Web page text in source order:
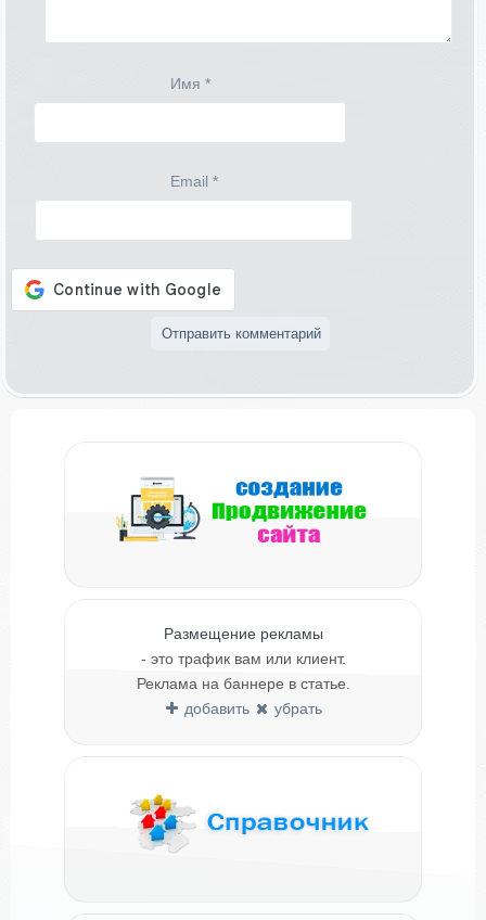
Имя *
Email *
Размещение рекламы
- это трафик вам или клиент.
Реклама на баннере в статье.
добавить
убрать